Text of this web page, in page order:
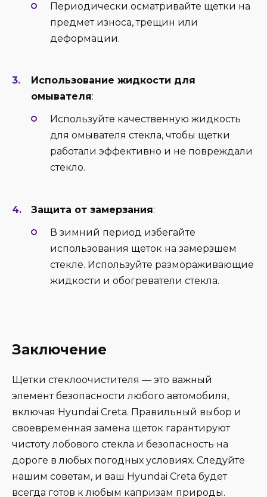
Периодически осматривайте щетки на
предмет износа, трещин или
деформации.
Использование жидкости для
омывателя:
Используйте качественную жидкость
для омывателя стекла, чтобы щетки
работали эффективно и не повреждали
стекло.
Защита от замерзания:
В зимний период избегайте
использования щеток на замерзшем
стекле. Используйте размораживающие
жидкости и обогреватели стекла.
Заключение
Щетки стеклоочистителя — это важный
элемент безопасности любого автомобиля,
включая Hyundai Creta. Правильный выбор и
своевременная замена щеток гарантируют
чистоту лобового стекла и безопасность на
дороге в любых погодных условиях. Следуйте
нашим советам, и ваш Hyundai Creta будет
всегда готов к любым капризам природы.